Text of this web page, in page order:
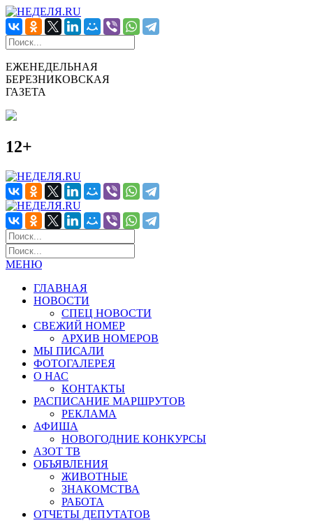
ЕЖЕНЕДЕЛЬНАЯ
БЕРЕЗНИКОВСКАЯ
ГАЗЕТА
12+
МЕНЮ
ГЛАВНАЯ
НОВОСТИ
СПЕЦ НОВОСТИ
СВЕЖИЙ НОМЕР
АРХИВ НОМЕРОВ
МЫ ПИСАЛИ
ФОТОГАЛЕРЕЯ
О НАС
КОНТАКТЫ
РАСПИСАНИЕ МАРШРУТОВ
РЕКЛАМА
АФИША
НОВОГОДНИЕ КОНКУРСЫ
АЗОТ ТВ
ОБЪЯВЛЕНИЯ
ЖИВОТНЫЕ
ЗНАКОМСТВА
РАБОТА
ОТЧЕТЫ ДЕПУТАТОВ